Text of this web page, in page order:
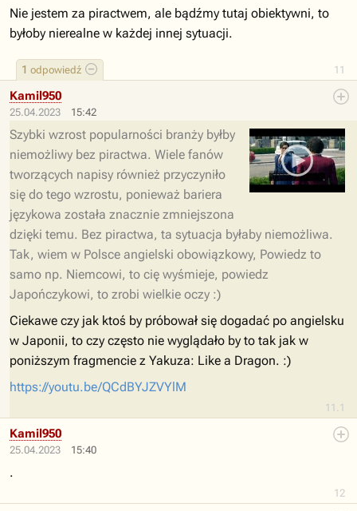
11
1 odpowiedź
Nie jestem za piractwem, ale bądźmy tutaj obiektywni, to
byłoby nierealne w każdej innej sytuacji.
25.04.2023 15:42
11.1
Kamil950
Szybki wzrost popularności branży byłby
niemożliwy bez piractwa. Wiele fanów
tworzących napisy również przyczyniło
się do tego wzrostu, ponieważ bariera
językowa została znacznie zmniejszona
dzięki temu. Bez piractwa, ta sytuacja byłaby niemożliwa.
Tak, wiem w Polsce angielski obowiązkowy, Powiedz to
samo np. Niemcowi, to cię wyśmieje, powiedz
Japończykowi, to zrobi wielkie oczy :)
Ciekawe czy jak ktoś by próbował się dogadać po angielsku
w Japonii, to czy często nie wyglądało by to tak jak w
poniższym fragmencie z Yakuza: Like a Dragon. :)
https://youtu.be/QCdBYJZVYlM
25.04.2023 15:40
12
Kamil950
.